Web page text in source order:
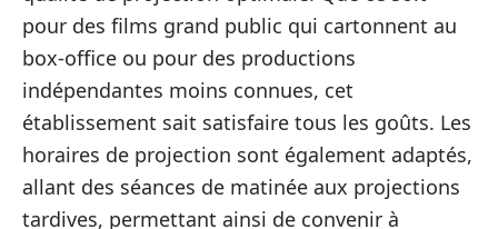
pour des films grand public qui cartonnent au
box-office ou pour des productions
indépendantes moins connues, cet
établissement sait satisfaire tous les goûts. Les
horaires de projection sont également adaptés,
allant des séances de matinée aux projections
tardives, permettant ainsi de convenir à